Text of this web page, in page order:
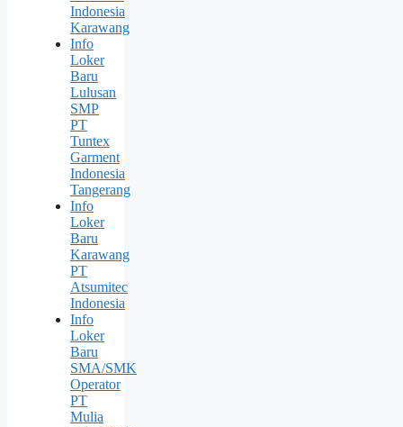
Indonesia
Karawang
Info
Loker
Baru
Lulusan
SMP
PT
Tuntex
Garment
Indonesia
Tangerang
Info
Loker
Baru
Karawang
PT
Atsumitec
Indonesia
Info
Loker
Baru
SMA/SMK
Operator
PT
Mulia